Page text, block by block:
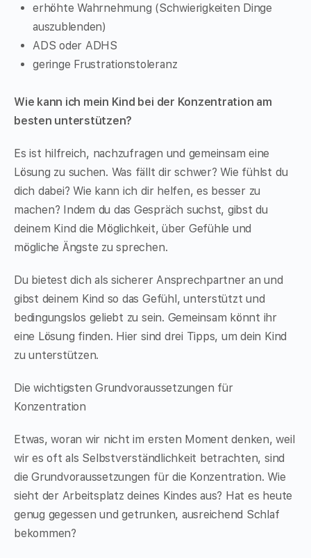
erhöhte Wahrnehmung (Schwierigkeiten Dinge
auszublenden)
ADS oder ADHS
geringe Frustrationstoleranz
Wie kann ich mein Kind bei der Konzentration am
besten unterstützen?
Es ist hilfreich, nachzufragen und gemeinsam eine
Lösung zu suchen. Was fällt dir schwer? Wie fühlst du
dich dabei? Wie kann ich dir helfen, es besser zu
machen? Indem du das Gespräch suchst, gibst du
deinem Kind die Möglichkeit, über Gefühle und
mögliche Ängste zu sprechen.
Du bietest dich als sicherer Ansprechpartner an und
gibst deinem Kind so das Gefühl, unterstützt und
bedingungslos geliebt zu sein. Gemeinsam könnt ihr
eine Lösung finden. Hier sind drei Tipps, um dein Kind
zu unterstützen.
Die wichtigsten Grundvoraussetzungen für
Konzentration
Etwas, woran wir nicht im ersten Moment denken, weil
wir es oft als Selbstverständlichkeit betrachten, sind
die Grundvoraussetzungen für die Konzentration. Wie
sieht der Arbeitsplatz deines Kindes aus? Hat es heute
genug gegessen und getrunken, ausreichend Schlaf
bekommen?